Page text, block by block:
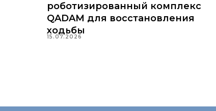
роботизированный комплекс
QADAM для восстановления
ходьбы
15.07.2026